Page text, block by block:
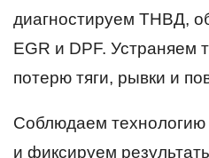
диагностируем ТНВД,
EGR и DPF. Устраняем
потерю тяги, рывки и
Соблюдаем технологию
и фиксируем